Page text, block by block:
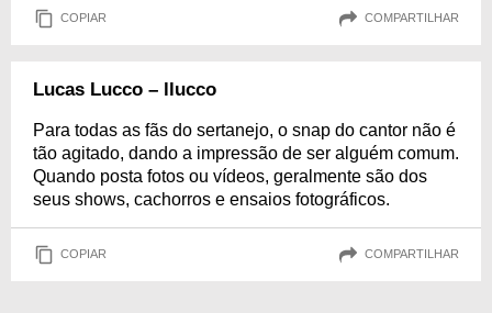
COPIAR COMPARTILHAR
Lucas Lucco – llucco
Para todas as fãs do sertanejo, o snap do cantor não é
tão agitado, dando a impressão de ser alguém comum.
Quando posta fotos ou vídeos, geralmente são dos
seus shows, cachorros e ensaios fotográficos.
COPIAR COMPARTILHAR